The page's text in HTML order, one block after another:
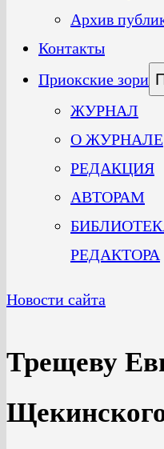
Архив
Контакты
Приокские зори
ЖУРНАЛ
О ЖУРНАЛЕ
РЕДАКЦИЯ
АВТОРАМ
РЕДАКТОРА
Новости сайта
Трещеву